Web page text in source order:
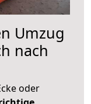
Umzug
nach
oder